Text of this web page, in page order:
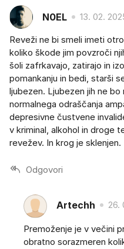
N0EL 13. 02.
Reveži ne bi smeli imeti
koliko škode jim povzroči
šoli zafrkavajo, zatirajo in
pomankanju in bedi, starši
ljubezen. Ljubezen jih ne bo
normalnega odraščanja
depresivne čustvene
v kriminal, alkohol in droge
revežev. In krog je sklenjen.
Odgovori
Artechh 26.
Premoženje je v večini
obratno sorazmeren